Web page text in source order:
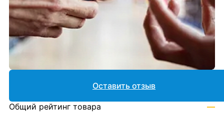
Оставить отзыв
Общий рейтинг товара —